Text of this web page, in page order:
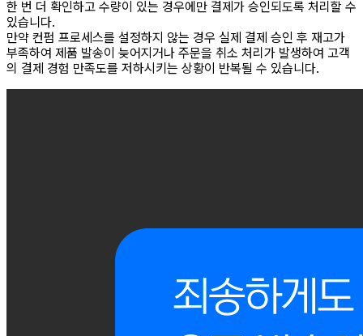
한 번 더 확인하고 수량이 있는 경우에만 결제가 승인되도록 처리할 수
있습니다.
만약 컨펌 프로세스를 설정하지 않는 경우 실제 결제 승인 후 재고가
부족하여 제품 발송이 늦어지거나 주문을 취소 처리가 발생하여 고객
의 결제 경험 만족도를 저하시키는 상황이 반복될 수 있습니다.